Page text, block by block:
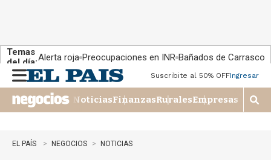
Temas
del día:Alerta roja Preocupaciones en INR Bañados de Carrasco
n
u
Suscribite al 50% OFFIngresar
NoticiasFinanzasRuralesEmpresas
M
o
EL PAÍS NEGOCIOS NOTICIAS